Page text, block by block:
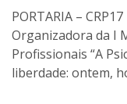
t
t
i
n
PORTARIA –
Organizadora da I
Profissionais “A
liberdade: ontem,